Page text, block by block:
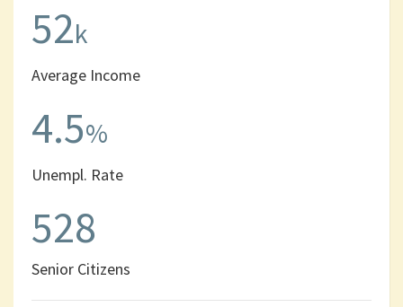
52k
Average Income
4.5%
Unempl. Rate
528
Senior Citizens